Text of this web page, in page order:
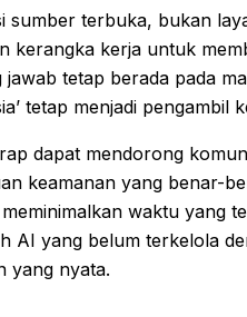
sumber terbuka, bukan
kerangka kerja untuk
tetap berada pada
tetap menjadi pengambil
dapat mendorong
keamanan yang benar-
waktu yang
AI yang belum terkelola
yang nyata.